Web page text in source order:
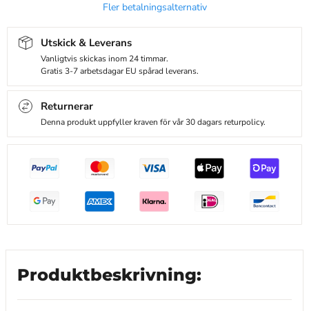
Fler betalningsalternativ
Utskick & Leverans
Vanligtvis skickas inom 24 timmar.
Gratis 3-7 arbetsdagar EU spårad leverans.
Returnerar
Denna produkt uppfyller kraven för vår 30 dagars returpolicy.
Produktbeskrivning: